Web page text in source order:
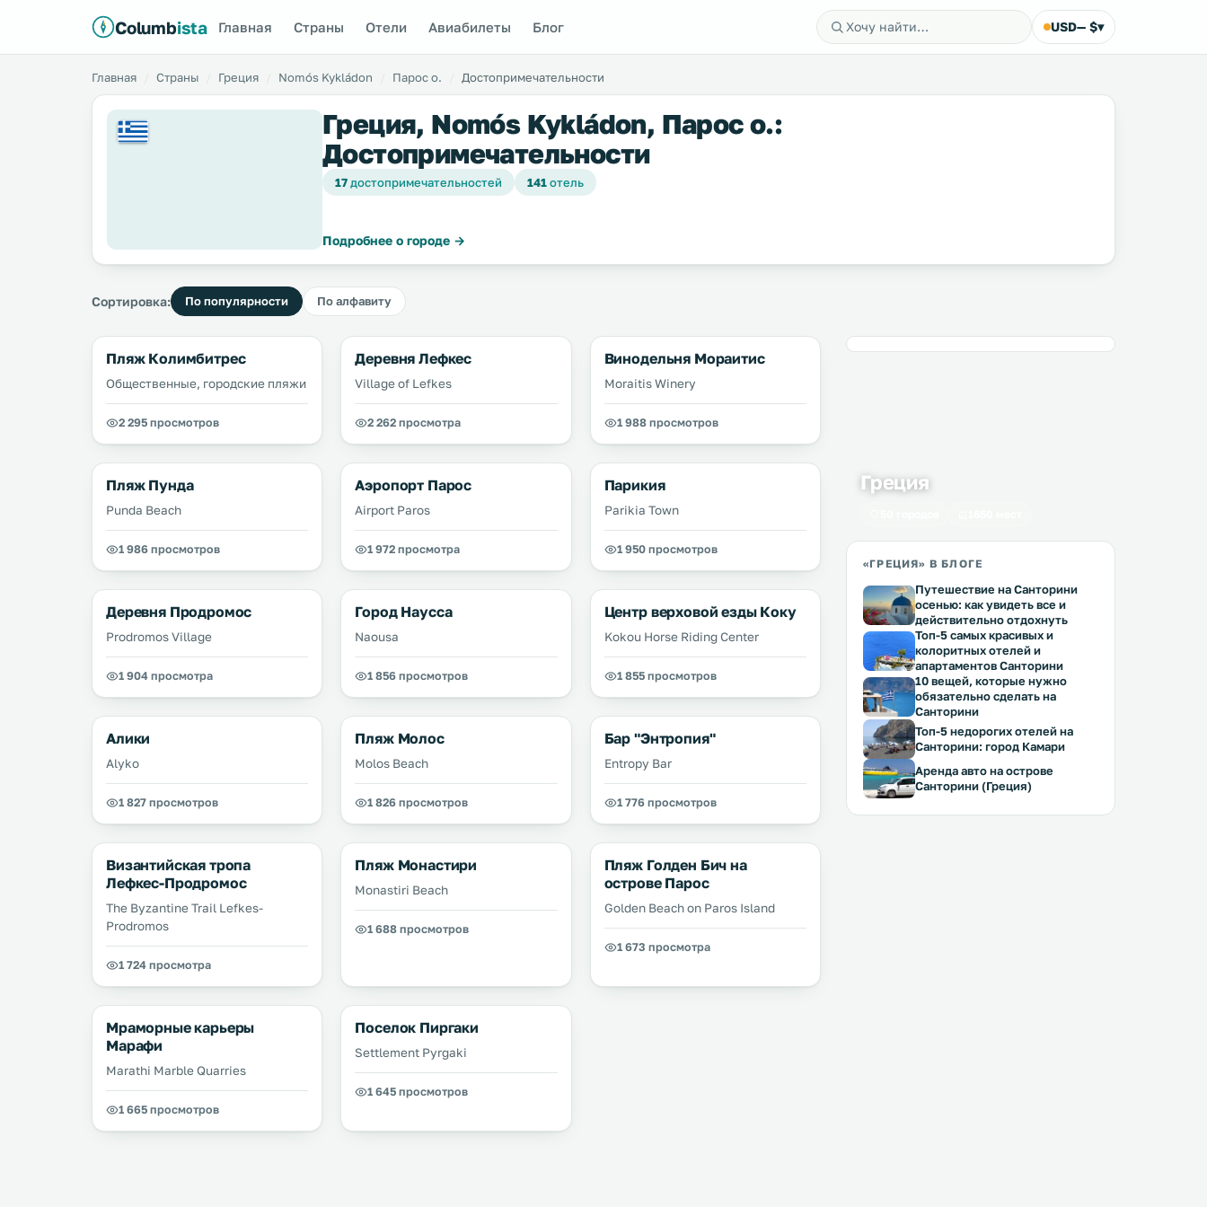
Columbista Главная Страны Отели Авиабилеты Блог USD— $▾
Главная Страны Греция Nomós Kykládon Парос о. Достопримечательности
Греция, Nomós Kykládon, Парос о.:
Достопримечательности
17достопримечательностей 141отель
Подробнее о городе →
Сортировка: По популярности По алфавиту
Пляж Колимбитрес
Общественные, городские пляжи
2 295 просмотров
Деревня Лефкес
Village of Lefkes
2 262 просмотра
Винодельня Мораитис
Moraitis Winery
1 988 просмотров
Пляж Пунда
Punda Beach
1 986 просмотров
Аэропорт Парос
Airport Paros
1 972 просмотра
Парикия
Parikia Town
1 950 просмотров
Деревня Продромос
Prodromos Village
1 904 просмотра
Город Наусса
Naousa
1 856 просмотров
Центр верховой езды Коку
Kokou Horse Riding Center
1 855 просмотров
Алики
Alyko
1 827 просмотров
Пляж Молос
Molos Beach
1 826 просмотров
Бар "Энтропия"
Entropy Bar
1 776 просмотров
Византийская тропа
Лефкес-Продромос
The Byzantine Trail Lefkes-
Prodromos
1 724 просмотра
Пляж Монастири
Monastiri Beach
1 688 просмотров
Пляж Голден Бич на
острове Парос
Golden Beach on Paros Island
1 673 просмотра
Мраморные карьеры
Марафи
Marathi Marble Quarries
1 665 просмотров
Поселок Пиргаки
Settlement Pyrgaki
1 645 просмотров
Греция
«ГРЕЦИЯ» В БЛОГЕ
Путешествие на Санторини
осенью: как увидеть все и
действительно отдохнуть
Топ-5 самых красивых и
колоритных отелей и
апартаментов Санторини
10 вещей, которые нужно
обязательно сделать на
Санторини
Топ-5 недорогих отелей на
Санторини: город Камари
Аренда авто на острове
Санторини (Греция)